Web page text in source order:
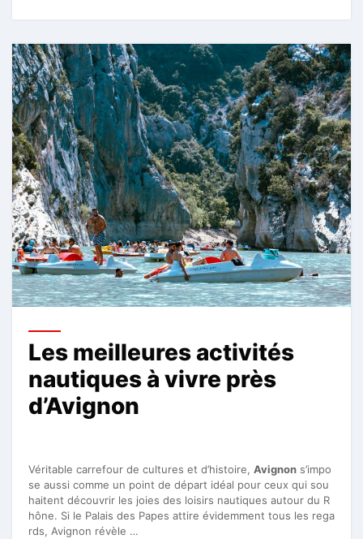
Les meilleures activités
nautiques à vivre près
d’Avignon
Véritable carrefour de cultures et d’histoire, Avignon s’impo
se aussi comme un point de départ idéal pour ceux qui sou
haitent découvrir les joies des loisirs nautiques autour du R
hône. Si le Palais des Papes attire évidemment tous les rega
rds, Avignon révèle …